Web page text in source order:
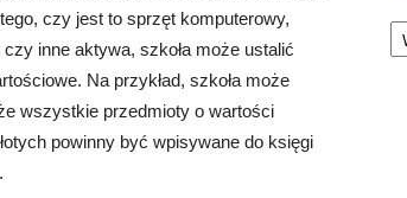
czy jest to sprzęt komputerowy,
inne aktywa, szkoła może ustalić
Na przykład, szkoła może
wszystkie przedmioty o wartości
powinny być wpisywane do księgi